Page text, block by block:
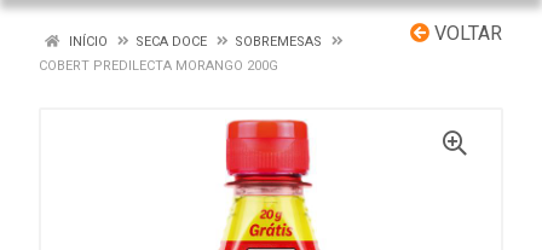
VOLTAR
INÍCIO SECA DOCE
SOBREMESAS
COBERT PREDILECTA MORANGO 200G